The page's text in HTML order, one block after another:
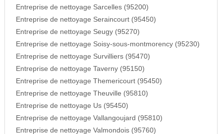
Entreprise de nettoyage Sarcelles (95200)
Entreprise de nettoyage Seraincourt (95450)
Entreprise de nettoyage Seugy (95270)
Entreprise de nettoyage Soisy-sous-montmorency (95230)
Entreprise de nettoyage Survilliers (95470)
Entreprise de nettoyage Taverny (95150)
Entreprise de nettoyage Themericourt (95450)
Entreprise de nettoyage Theuville (95810)
Entreprise de nettoyage Us (95450)
Entreprise de nettoyage Vallangoujard (95810)
Entreprise de nettoyage Valmondois (95760)